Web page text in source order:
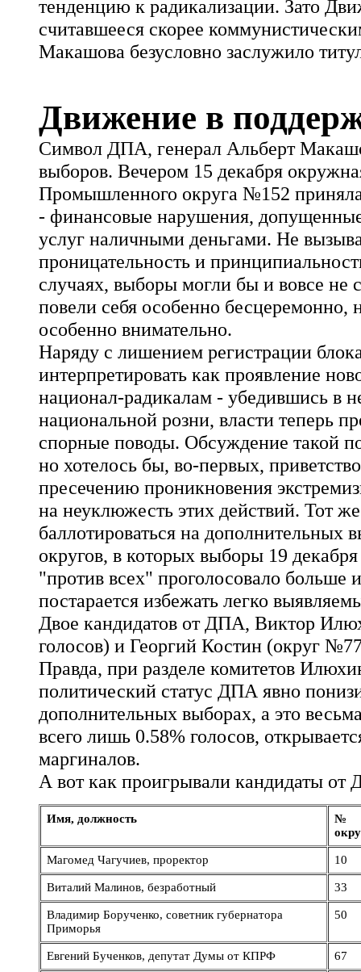
тенденцию к радикализации. Зато
считавшееся скорее
Макашова безусловно заслужило
Движение в
Символ ДПА, генерал Альберт
выборов. Вечером 15 декабря
Промышленного округа №152
- финансовые нарушения,
услуг наличными деньгами. Не
проницательность и
случаях, выборы могли бы и вовсе
повели себя особенно бесцеремонно,
особенно внимательно.
Наряду с лишением регистрации
интерпретировать как проявление
национал-радикалам - убедившись в
национальной розни, власти теперь
спорные поводы. Обсуждение такой
но хотелось бы, во-первых,
пресечению проникновения
на неуклюжесть этих действий. Тот
баллотироваться на дополнительных
округов, в которых выборы 19
"против всех" проголосовало больше
постарается избежать легко
Двое кандидатов от ДПА, Виктор
голосов) и Георгий Костин (округ
Правда, при разделе комитетов
политический статус ДПА явно
дополнительных выборах, а это
всего лишь 0.58% голосов,
маргиналов.
А вот как проигрывали кандидаты от
Имя, должность
№
Магомед Чагучиев, проректор 10
Виталий Малинов, безработный 33
Владимир Борученко, советник губернатора
Приморья
50
Евгений Бученков, депутат Думы от КПРФ 67